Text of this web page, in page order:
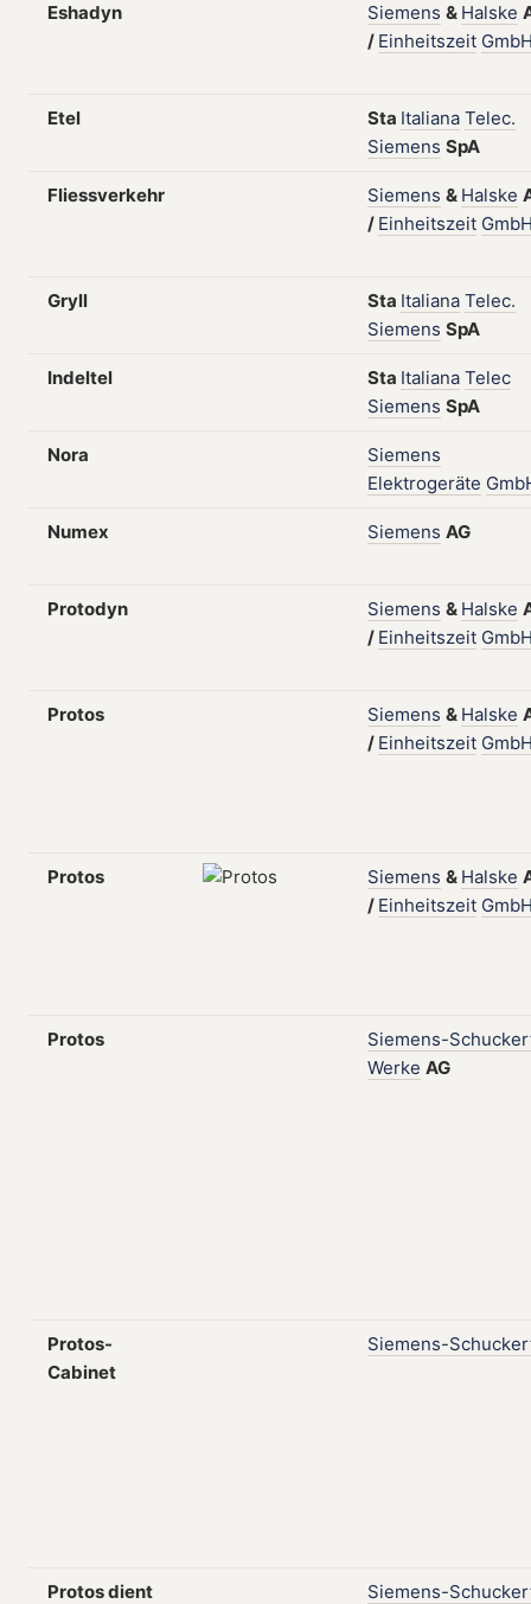
Eshadyn Siemens & Halske
/ Einheitszeit
Etel Sta Italiana Telec.
Siemens SpA
Fliessverkehr Siemens & Halske
/ Einheitszeit
Gryll Sta Italiana Telec.
Siemens SpA
Indeltel Sta Italiana Telec
Siemens SpA
Nora
Siemens
Elektrogeräte
Numex Siemens AG
Protodyn Siemens & Halske
/ Einheitszeit
Protos Siemens & Halske
/ Einheitszeit
Protos Siemens & Halske
/ Einheitszeit
Protos
Siemens-
Werke AG
Protos-
Cabinet
Siemens-
Protos dient
Siemens-